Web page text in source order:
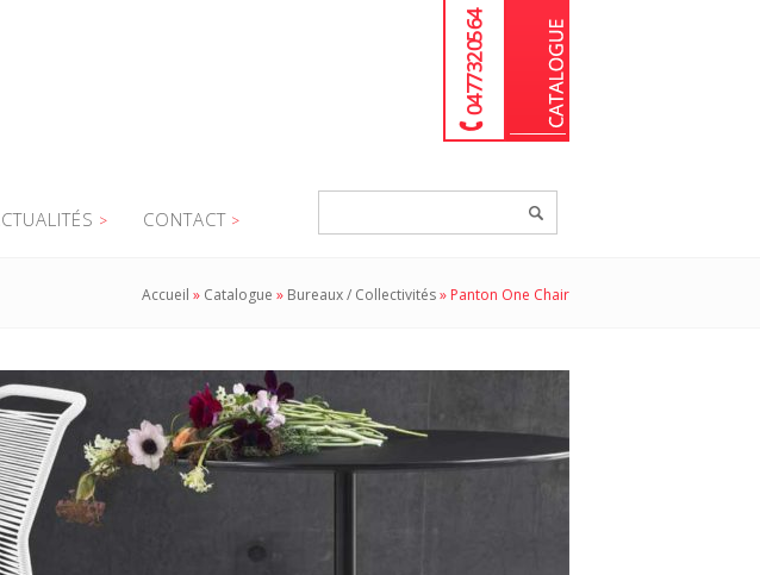
04 77 32 05 64
CONTACT
Accueil » Catalogue » Bureaux / Collectivités» Panton One Chair